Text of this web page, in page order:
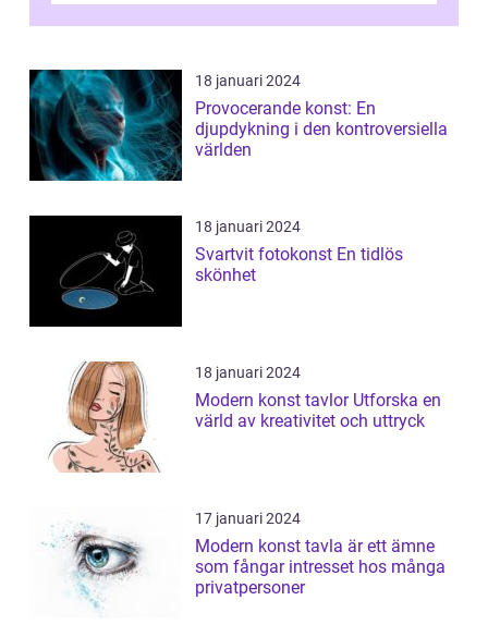
18 januari 2024
Provocerande konst: En
djupdykning i den kontroversiella
världen
18 januari 2024
Svartvit fotokonst En tidlös
skönhet
18 januari 2024
Modern konst tavlor Utforska en
värld av kreativitet och uttryck
17 januari 2024
Modern konst tavla är ett ämne
som fångar intresset hos många
privatpersoner